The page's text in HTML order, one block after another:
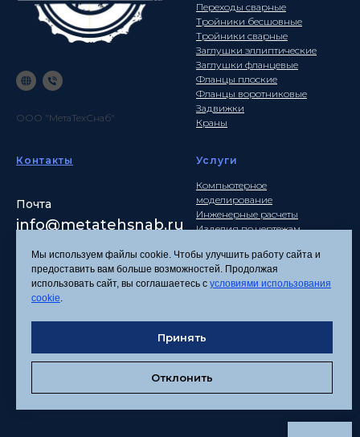
ООО "МетаТехСнаб"
Переходы сварные
Тройники бесшовные
Тройники сварные
Заглушки эллиптические
Заглушки фланцевые
Фланцы плоские
Фланцы воротниковые
Задвижки
Краны
Контакты
Почта
info@metatehsnab.ru
Услуги
Компьютерное
моделирование
Инженерные расчеты
Изделия по чертежам
Политика
Согласие на обработку
персональных данных
Соглашение об
Мы используем файлы cookie. Чтобы улучшить работу сайта и
предоставить вам больше возможностей. Продолжая
использовать сайт, вы соглашаетесь с условиями использования
cookie.
Принять
Отклонить